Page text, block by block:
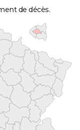
de décès.